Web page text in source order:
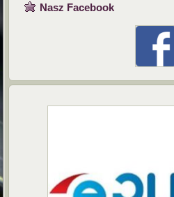
Nasz Facebook